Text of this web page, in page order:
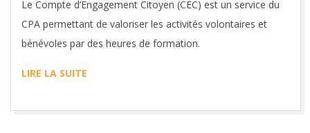
3
2
2017-
02-
14
Le Compte d’Engagement Citoyen (CEC) est un service du
CPA permettant de valoriser les activités volontaires et
bénévoles par des heures de formation.
LIRE LA SUITE